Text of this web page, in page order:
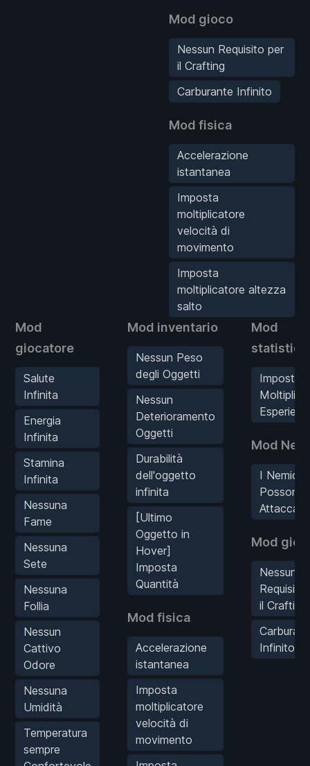
Mod gioco
Nessun Requisito per
il Crafting
Carburante Infinito
Mod fisica
Accelerazione
istantanea
Imposta
moltiplicatore
velocità di
movimento
Imposta
moltiplicatore altezza
salto
Mod
giocatore
Salute
Infinita
Energia
Infinita
Stamina
Infinita
Nessuna
Fame
Nessuna
Sete
Nessuna
Follia
Nessun
Cattivo
Odore
Nessuna
Umidità
Temperatura
sempre
Mod inventario
Nessun Peso
degli Oggetti
Nessun
Deterioramento
Oggetti
Durabilità
dell'oggetto
infinita
[Ultimo
Oggetto in
Hover]
Imposta
Quantità
Mod fisica
Accelerazione
istantanea
Imposta
moltiplicatore
velocità di
movimento
Mod
Imposta
Mod
I Nemici
Possono
Attaccare
Mod
Nessun
Requisito
il Crafting
Infinito